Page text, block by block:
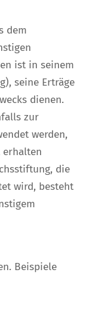
dem
ist in seinem
seine Erträge
dienen.
zur
werden,
erhalten
die
wird, besteht
Beispiele